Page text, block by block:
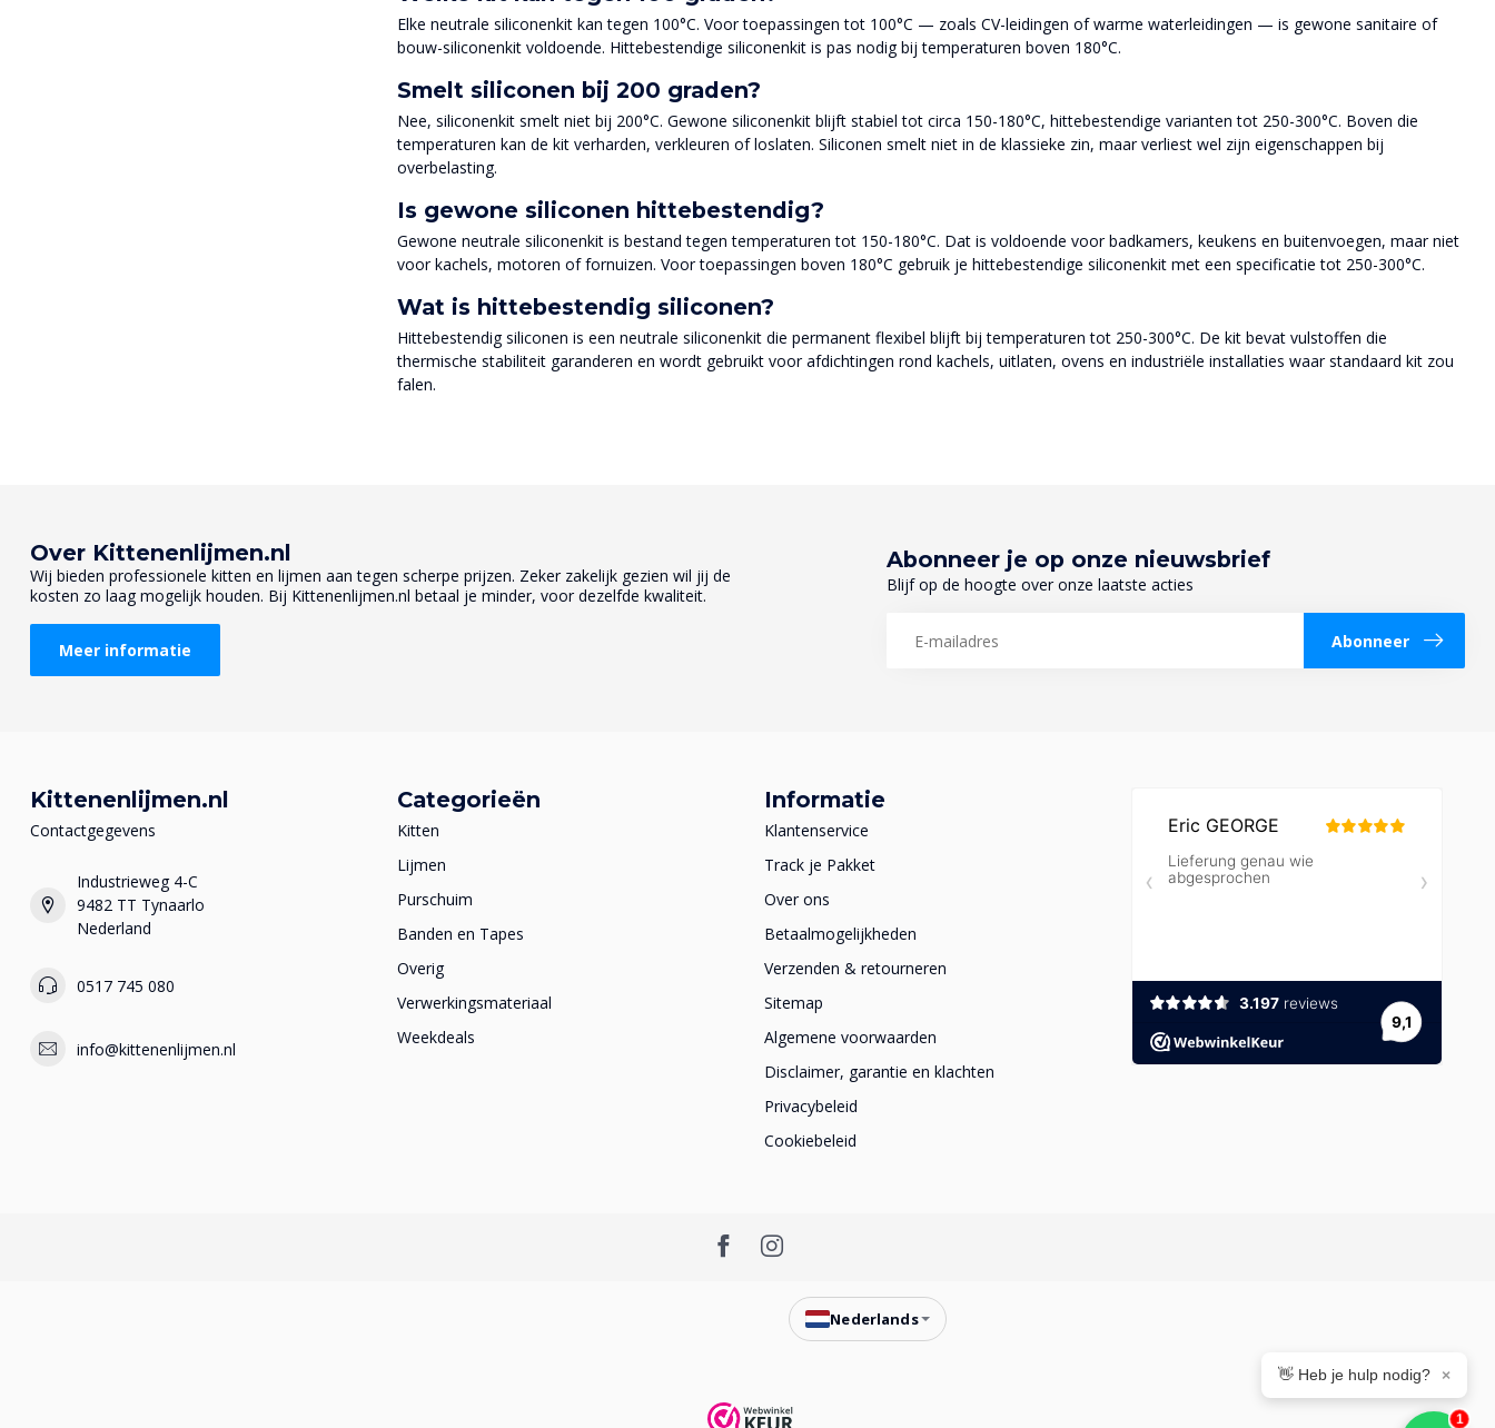
Elke neutrale siliconenkit kan tegen 100°C. Voor toepassingen tot 100°C — zoals CV-leidingen of warme waterleidingen — is gewone sanitaire of
bouw-siliconenkit voldoende. Hittebestendige siliconenkit is pas nodig bij temperaturen boven 180°C.
Smelt siliconen bij 200 graden?
Nee, siliconenkit smelt niet bij 200°C. Gewone siliconenkit blijft stabiel tot circa 150-180°C, hittebestendige varianten tot 250-300°C. Boven die
temperaturen kan de kit verharden, verkleuren of loslaten. Siliconen smelt niet in de klassieke zin, maar verliest wel zijn eigenschappen bij
overbelasting.
Is gewone siliconen hittebestendig?
Gewone neutrale siliconenkit is bestand tegen temperaturen tot 150-180°C. Dat is voldoende voor badkamers, keukens en buitenvoegen, maar niet
voor kachels, motoren of fornuizen. Voor toepassingen boven 180°C gebruik je hittebestendige siliconenkit met een specificatie tot 250-300°C.
Wat is hittebestendig siliconen?
Hittebestendig siliconen is een neutrale siliconenkit die permanent flexibel blijft bij temperaturen tot 250-300°C. De kit bevat vulstoffen die
thermische stabiliteit garanderen en wordt gebruikt voor afdichtingen rond kachels, uitlaten, ovens en industriële installaties waar standaard kit zou
falen.
Over Kittenenlijmen.nl
Wij bieden professionele kitten en lijmen aan tegen scherpe prijzen. Zeker zakelijk gezien wil jij de
kosten zo laag mogelijk houden. Bij Kittenenlijmen.nl betaal je minder, voor dezelfde kwaliteit.
Meer informatie
Abonneer je op onze nieuwsbrief
Blijf op de hoogte over onze laatste acties
Abonneer
Kittenenlijmen.nl
Contactgegevens
Industrieweg 4-C
9482 TT Tynaarlo
Nederland
0517 745 080
info@kittenenlijmen.nl
Categorieën
Kitten
Lijmen
Purschuim
Banden en Tapes
Overig
Verwerkingsmateriaal
Weekdeals
Informatie
Klantenservice
Track je Pakket
Over ons
Betaalmogelijkheden
Verzenden & retourneren
Sitemap
Algemene voorwaarden
Disclaimer, garantie en klachten
Privacybeleid
Cookiebeleid
Nederlands
👋 Heb je hulp nodig? ×
1